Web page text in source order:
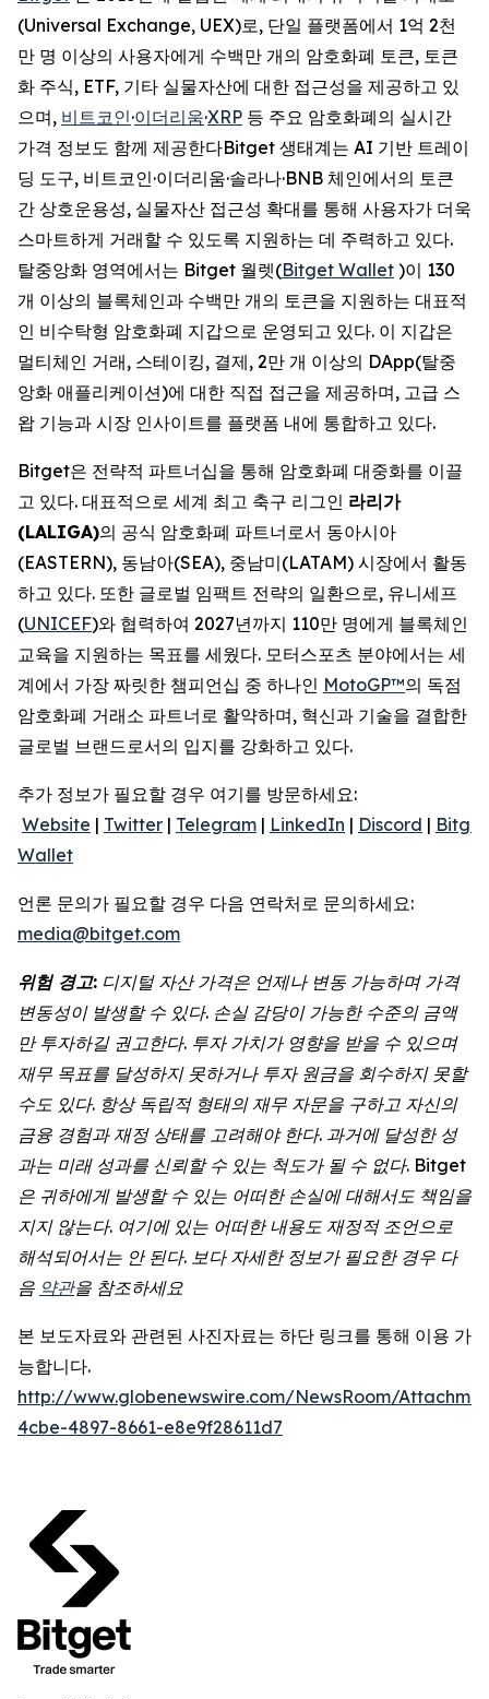
(Universal Exchange, UEX)로, 단일 플랫폼에서 1억 2천
만 명 이상의 사용자에게 수백만 개의 암호화폐 토큰, 토큰
화 주식, ETF, 기타 실물자산에 대한 접근성을 제공하고 있
으며, 비트코인·이더리움·XRP 등 주요 암호화폐의 실시간
가격 정보도 함께 제공한다Bitget 생태계는 AI 기반 트레이
딩 도구, 비트코인·이더리움·솔라나·BNB 체인에서의 토큰
간 상호운용성, 실물자산 접근성 확대를 통해 사용자가 더욱
스마트하게 거래할 수 있도록 지원하는 데 주력하고 있다.
탈중앙화 영역에서는 Bitget 월렛(Bitget Wallet )이 130
개 이상의 블록체인과 수백만 개의 토큰을 지원하는 대표적
인 비수탁형 암호화폐 지갑으로 운영되고 있다. 이 지갑은
멀티체인 거래, 스테이킹, 결제, 2만 개 이상의 DApp(탈중
앙화 애플리케이션)에 대한 직접 접근을 제공하며, 고급 스
왑 기능과 시장 인사이트를 플랫폼 내에 통합하고 있다.
Bitget은 전략적 파트너십을 통해 암호화폐 대중화를 이끌
고 있다. 대표적으로 세계 최고 축구 리그인 라리가
(LALIGA)의 공식 암호화폐 파트너로서 동아시아
(EASTERN), 동남아(SEA), 중남미(LATAM) 시장에서 활동
하고 있다. 또한 글로벌 임팩트 전략의 일환으로, 유니세프
(UNICEF)와 협력하여 2027년까지 110만 명에게 블록체인
교육을 지원하는 목표를 세웠다. 모터스포츠 분야에서는 세
계에서 가장 짜릿한 챔피언십 중 하나인 MotoGP™의 독점
암호화폐 거래소 파트너로 활약하며, 혁신과 기술을 결합한
글로벌 브랜드로서의 입지를 강화하고 있다.
추가 정보가 필요할 경우 여기를 방문하세요:
Website | Twitter | Telegram | LinkedIn | Discord | Bitget
Wallet
언론 문의가 필요할 경우 다음 연락처로 문의하세요:
media@bitget.com
위험 경고: 디지털 자산 가격은 언제나 변동 가능하며 가격
변동성이 발생할 수 있다. 손실 감당이 가능한 수준의 금액
만 투자하길 권고한다. 투자 가치가 영향을 받을 수 있으며
재무 목표를 달성하지 못하거나 투자 원금을 회수하지 못할
수도 있다. 항상 독립적 형태의 재무 자문을 구하고 자신의
금융 경험과 재정 상태를 고려해야 한다. 과거에 달성한 성
과는 미래 성과를 신뢰할 수 있는 척도가 될 수 없다. Bitget
은 귀하에게 발생할 수 있는 어떠한 손실에 대해서도 책임을
지지 않는다. 여기에 있는 어떠한 내용도 재정적 조언으로
해석되어서는 안 된다. 보다 자세한 정보가 필요한 경우 다
음 약관을 참조하세요
본 보도자료와 관련된 사진자료는 하단 링크를 통해 이용 가
능합니다.
http://www.globenewswire.com/NewsRoom/
4cbe-4897-8661-e8e9f28611d7